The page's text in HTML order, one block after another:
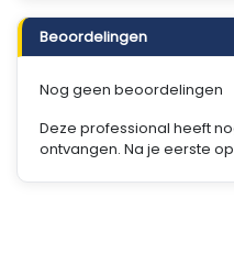
Beoordelingen
Nog geen beoordelingen
Deze professional heeft
ontvangen. Na je eerste